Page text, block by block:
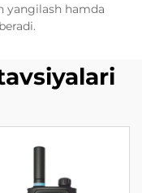
yangilash hamda